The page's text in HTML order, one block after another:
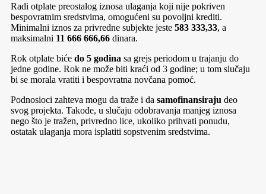
Radi otplate preostalog iznosa ulaganja koji nije pokriven
bespovratnim sredstvima, omogućeni su povoljni krediti.
Minimalni iznos za privredne subjekte jeste 583 333,33, a
maksimalni 11 666 666,66 dinara.
Rok otplate biće do 5 godina sa grejs periodom u trajanju do
jedne godine. Rok ne može biti kraći od 3 godine; u tom slučaju
bi se morala vratiti i bespovratna novčana pomoć.
Podnosioci zahteva mogu da traže i da samofinansiraju deo
svog projekta. Takođe, u slučaju odobravanja manjeg iznosa
nego što je tražen, privredno lice, ukoliko prihvati ponudu,
ostatak ulaganja mora isplatiti sopstvenim sredstvima.